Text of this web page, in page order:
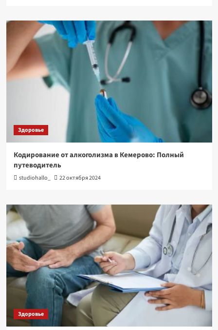
Здоровье
Кодирование от алкоголизма в Кемерово: Полный
путеводитель
studiohallo_ 22 октября 2024
Здоровье